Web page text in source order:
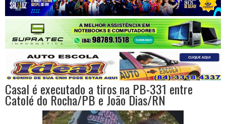
Casal é executado a tiros na PB-331 entre
Catolé do Rocha/PB e João Dias/RN